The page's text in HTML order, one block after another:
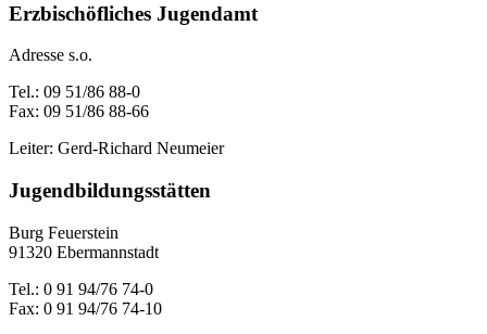
Erzbischöfliches Jugendamt
Adresse s.o.
Tel.: 09 51/86 88-0
Fax: 09 51/86 88-66
Leiter: Gerd-Richard Neumeier
Jugendbildungsstätten
Burg Feuerstein
91320 Ebermannstadt
Tel.: 0 91 94/76 74-0
Fax: 0 91 94/76 74-10